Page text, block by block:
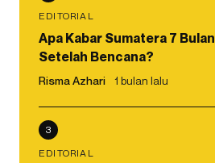
EDITORIAL
Apa Kabar Sumatera 7 Bulan
Setelah Bencana?
Risma Azhari 1 bulan lalu
3
EDITORIAL